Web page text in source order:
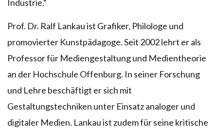
Industrie.“
Prof. Dr. Ralf Lankau ist Grafiker, Philologe und
promovierter Kunstpädagoge. Seit 2002 lehrt er als
Professor für Mediengestaltung und Medientheorie
an der Hochschule Offenburg. In seiner Forschung
und Lehre beschäftigt er sich mit
Gestaltungstechniken unter Einsatz analoger und
digitaler Medien. Lankau ist zudem für seine kritische